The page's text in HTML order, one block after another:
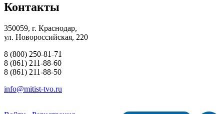
Контакты
350059, г. Краснодар,
ул. Новороссийская, 220
8 (800) 250-81-71
8 (861) 211-88-60
8 (861) 211-88-50
info@mitist-tvo.ru